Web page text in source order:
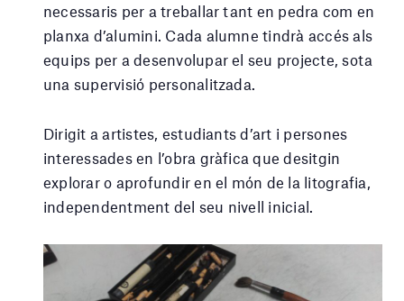
necessaris per a treballar tant en pedra com en
planxa d’alumini. Cada alumne tindrà accés als
equips per a desenvolupar el seu projecte, sota
una supervisió personalitzada.
Dirigit a artistes, estudiants d’art i persones
interessades en l’obra gràfica que desitgin
explorar o aprofundir en el món de la litografia,
independentment del seu nivell inicial.